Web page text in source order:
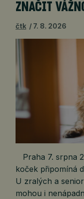
ZNAČIT
čtk 7. 8. 2026
Praha 7. srpna
koček připomíná
U zralých a
mohou i